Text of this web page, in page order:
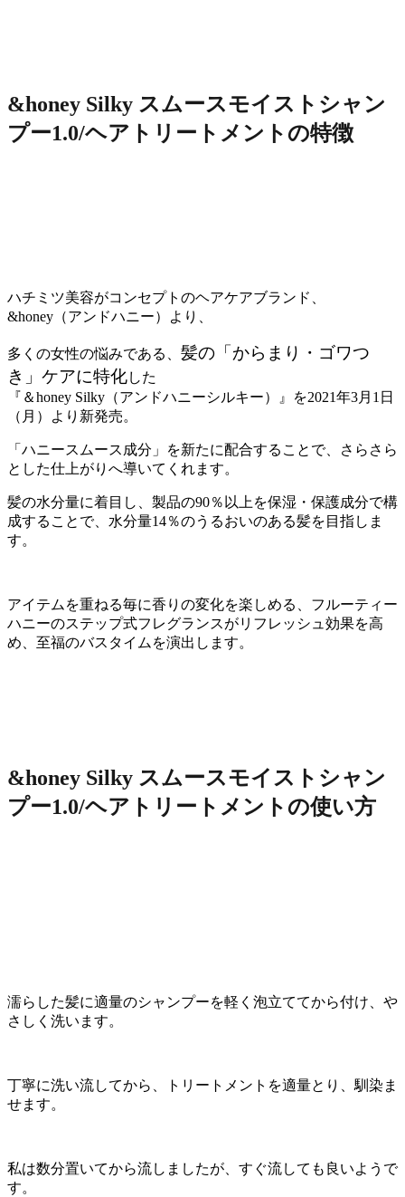
&honey Silky スムースモイストシャン
プー1.0/ヘアトリートメントの特徴
ハチミツ美容がコンセプトのヘアケアブランド、
&honey（アンドハニー）より、
多くの女性の悩みである、 髪の「からまり・ゴワつ
き」ケアに特化した
『＆honey Silky（アンドハニーシルキー）』を2021年3月1日
（月）より新発売。
「ハニースムース成分」を新たに配合することで、さらさら
とした仕上がりへ導いてくれます。
髪の水分量に着目し、製品の90％以上を保湿・保護成分で構
成することで、水分量14％のうるおいのある髪を目指しま
す。
アイテムを重ねる毎に香りの変化を楽しめる、フルーティー
ハニーのステップ式フレグランスがリフレッシュ効果を高
め、至福のバスタイムを演出します。
&honey Silky スムースモイストシャン
プー1.0/ヘアトリートメントの使い方
濡らした髪に適量のシャンプーを軽く泡立ててから付け、や
さしく洗います。
丁寧に洗い流してから、トリートメントを適量とり、馴染ま
せます。
私は数分置いてから流しましたが、すぐ流しても良いようで
す。